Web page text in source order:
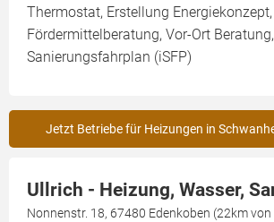
Thermostat, Erstellung Energiekonzept,
Fördermittelberatung, Vor-Ort
Sanierungsfahrplan (iSFP)
Jetzt Betriebe für Heizungen in
Ullrich - Heizung, Wasser,
Nonnenstr. 18, 67480 Edenkoben (22km